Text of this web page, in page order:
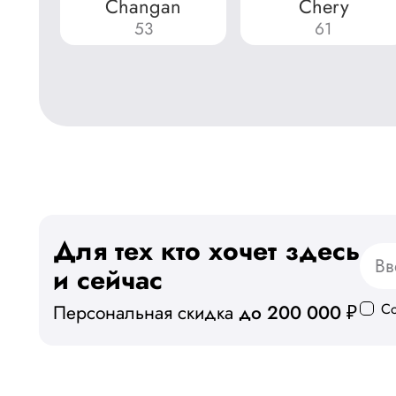
Changan
53
Chery
61
Для тех кто хочет здесь
и сейчас
Персональная скидка до 200 000 ₽